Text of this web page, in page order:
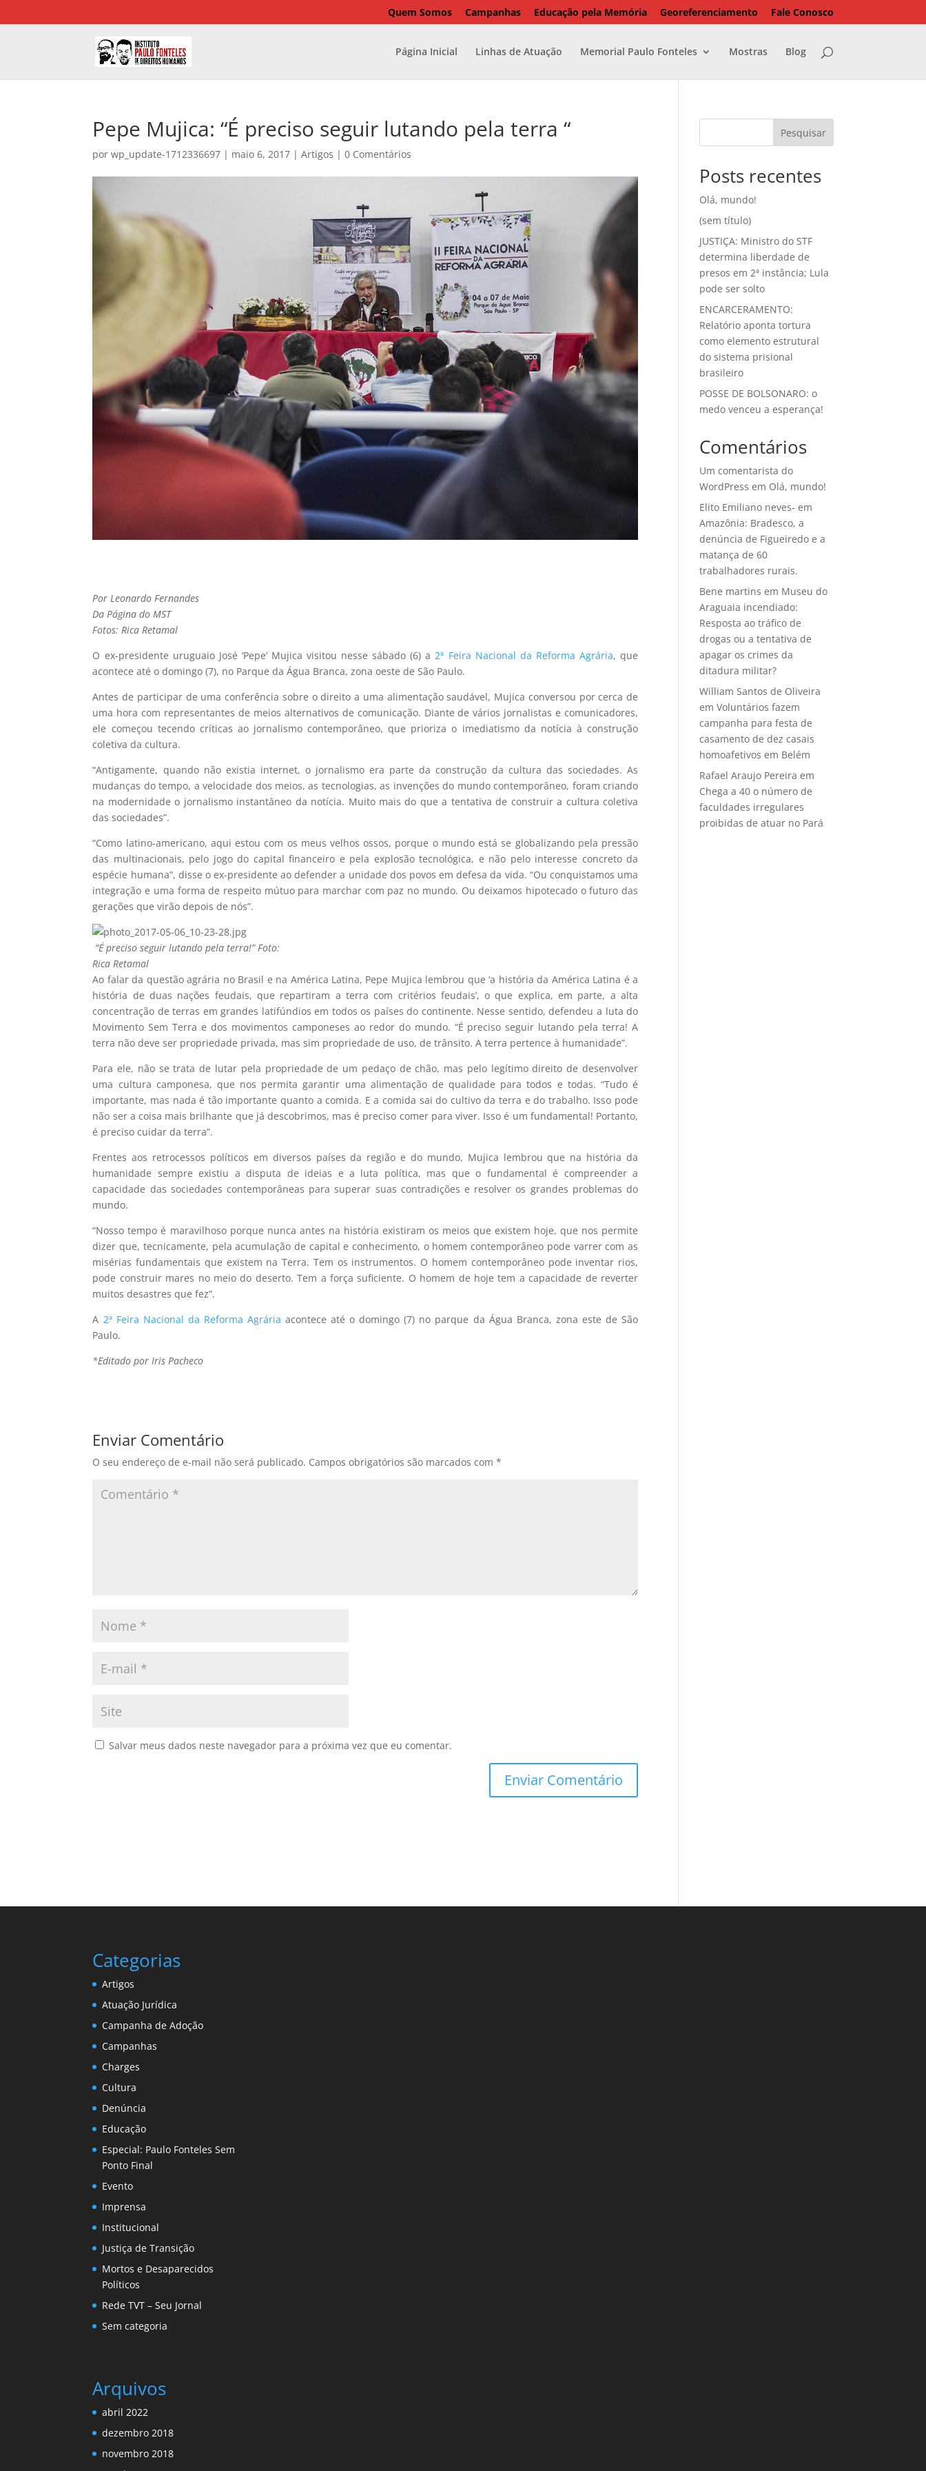
Quem Somos Campanhas Educação pela Memória Georeferenciamento Fale Conosco
Página Inicial Linhas de Atuação Memorial Paulo Fonteles Mostras Blog
Pepe Mujica: “É preciso seguir lutando pela terra “
porwp_update-1712336697 | maio 6, 2017 |Artigos |0 Comentários
Por Leonardo Fernandes
Da Página do MST
Fotos: Rica Retamal
O ex-presidente uruguaio José ‘Pepe’ Mujica visitou nesse sábado (6) a2ª Feira Nacional da Reforma Agrária, que
acontece até o domingo (7), no Parque da Água Branca, zona oeste de São Paulo.
Antes de participar de uma conferência sobre o direito a uma alimentação saudável, Mujica conversou por cerca de
uma hora com representantes de meios alternativos de comunicação. Diante de vários jornalistas e comunicadores,
ele começou tecendo críticas ao jornalismo contemporâneo, que prioriza o imediatismo da notícia à construção
coletiva da cultura.
“Antigamente, quando não existia internet, o jornalismo era parte da construção da cultura das sociedades. As
mudanças do tempo, a velocidade dos meios, as tecnologias, as invenções do mundo contemporâneo, foram criando
na modernidade o jornalismo instantâneo da notícia. Muito mais do que a tentativa de construir a cultura coletiva
das sociedades”.
“Como latino-americano, aqui estou com os meus velhos ossos, porque o mundo está se globalizando pela pressão
das multinacionais, pelo jogo do capital financeiro e pela explosão tecnológica, e não pelo interesse concreto da
espécie humana”, disse o ex-presidente ao defender a unidade dos povos em defesa da vida. “Ou conquistamos uma
integração e uma forma de respeito mútuo para marchar com paz no mundo. Ou deixamos hipotecado o futuro das
gerações que virão depois de nós”.
“É preciso seguir lutando pela terra!” Foto:
Rica Retamal
Ao falar da questão agrária no Brasil e na América Latina, Pepe Mujica lembrou que ‘a história da América Latina é a
história de duas nações feudais, que repartiram a terra com critérios feudais’, o que explica, em parte, a alta
concentração de terras em grandes latifúndios em todos os países do continente. Nesse sentido, defendeu a luta do
Movimento Sem Terra e dos movimentos camponeses ao redor do mundo. “É preciso seguir lutando pela terra! A
terra não deve ser propriedade privada, mas sim propriedade de uso, de trânsito. A terra pertence à humanidade”.
Para ele, não se trata de lutar pela propriedade de um pedaço de chão, mas pelo legítimo direito de desenvolver
uma cultura camponesa, que nos permita garantir uma alimentação de qualidade para todos e todas. “Tudo é
importante, mas nada é tão importante quanto a comida. E a comida sai do cultivo da terra e do trabalho. Isso pode
não ser a coisa mais brilhante que já descobrimos, mas é preciso comer para viver. Isso é um fundamental! Portanto,
é preciso cuidar da terra”.
Frentes aos retrocessos políticos em diversos países da região e do mundo, Mujica lembrou que na história da
humanidade sempre existiu a disputa de ideias e a luta política, mas que o fundamental é compreender a
capacidade das sociedades contemporâneas para superar suas contradições e resolver os grandes problemas do
mundo.
“Nosso tempo é maravilhoso porque nunca antes na história existiram os meios que existem hoje, que nos permite
dizer que, tecnicamente, pela acumulação de capital e conhecimento, o homem contemporâneo pode varrer com as
misérias fundamentais que existem na Terra. Tem os instrumentos. O homem contemporâneo pode inventar rios,
pode construir mares no meio do deserto. Tem a força suficiente. O homem de hoje tem a capacidade de reverter
muitos desastres que fez”.
A 2ª Feira Nacional da Reforma Agrária acontece até o domingo (7) no parque da Água Branca, zona este de São
Paulo.
*Editado por Iris Pacheco
Enviar Comentário
O seu endereço de e-mail não será publicado. Campos obrigatórios são marcados com*
Salvar meus dados neste navegador para a próxima vez que eu comentar.
Pesquisar
Posts recentes
Olá, mundo!
(sem título)
JUSTIÇA: Ministro do STF
determina liberdade de
presos em 2ª instância; Lula
pode ser solto
ENCARCERAMENTO:
Relatório aponta tortura
como elemento estrutural
do sistema prisional
brasileiro
POSSE DE BOLSONARO: o
medo venceu a esperança!
Comentários
Um comentarista do
WordPress em Olá, mundo!
Elito Emiliano neves- em
Amazônia: Bradesco, a
denúncia de Figueiredo e a
matança de 60
trabalhadores rurais.
Bene martins em Museu do
Araguaia incendiado:
Resposta ao tráfico de
drogas ou a tentativa de
apagar os crimes da
ditadura militar?
William Santos de Oliveira
emVoluntários fazem
campanha para festa de
casamento de dez casais
homoafetivos em Belém
Rafael Araujo Pereira em
Chega a 40 o número de
faculdades irregulares
proibidas de atuar no Pará
Categorias
Artigos
Atuação Jurídica
Campanha de Adoção
Campanhas
Charges
Cultura
Denúncia
Educação
Especial: Paulo Fonteles Sem
Ponto Final
Evento
Imprensa
Institucional
Justiça de Transição
Mortos e Desaparecidos
Políticos
Rede TVT – Seu Jornal
Sem categoria
Arquivos
abril 2022
dezembro 2018
novembro 2018